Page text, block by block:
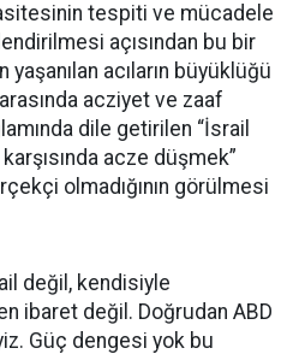
tespiti ve mücadele
açısından bu bir
acıların büyüklüğü
acziyet ve zaaf
dile getirilen “İsrail
acze düşmek”
olmadığının görülmesi
değil, kendisiyle
ibaret değil. Doğrudan ABD
Güç dengesi yok bu